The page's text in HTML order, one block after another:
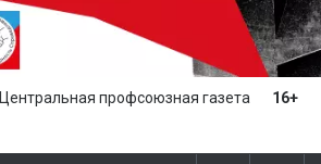
Центральная профсоюзная газета 16+